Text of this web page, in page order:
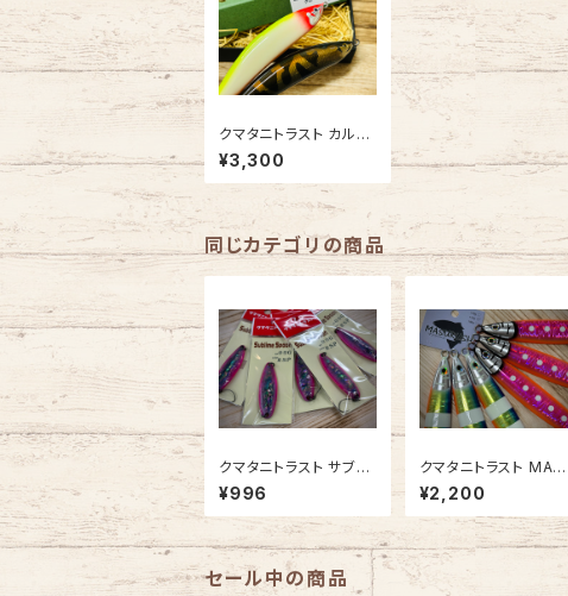
クマタニトラスト カルデ
ラモンスター90S【202
4新色】
¥3,300
同じカテゴリの商品
クマタニトラスト サブラ
イムスプーン9g【オリカ
ラ かじっちゅ】
¥996
クマタニトラスト MASU
RUSH マスラッシュ 15
0g【2026年新色】
¥2,200
セール中の商品